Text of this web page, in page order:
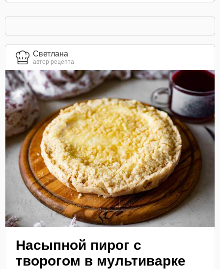
Светлана
автор рецепта
Насыпной пирог с
творогом в мультиварке